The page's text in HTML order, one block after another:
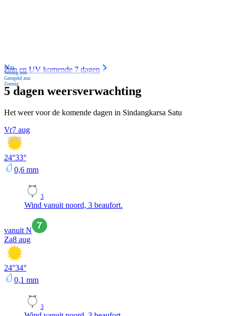
Nu
Weinig zon
Geregeld zon
Zonnig
Zon en UV komende 7 dagen
5 dagen weersverwachting
Het weer voor de komende dagen in Sindangkarsa Satu
Vr7 aug
24°33°
0,6 mm
3
Wind vanuit noord, 3 beaufort.
vanuit N
Za8 aug
24°34°
0,1 mm
3